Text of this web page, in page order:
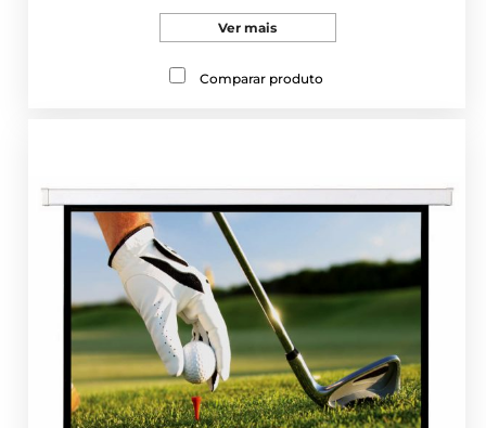
Ver mais
Comparar produto